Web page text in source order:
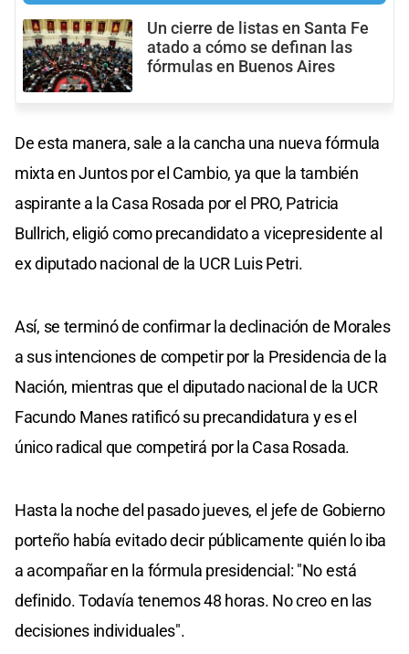
Un cierre de listas en Santa Fe
atado a cómo se definan las
fórmulas en Buenos Aires
De esta manera, sale a la cancha una nueva fórmula
mixta en Juntos por el Cambio, ya que la también
aspirante a la Casa Rosada por el PRO, Patricia
Bullrich, eligió como precandidato a vicepresidente al
ex diputado nacional de la UCR Luis Petri.
Así, se terminó de confirmar la declinación de Morales
a sus intenciones de competir por la Presidencia de la
Nación, mientras que el diputado nacional de la UCR
Facundo Manes ratificó su precandidatura y es el
único radical que competirá por la Casa Rosada.
Hasta la noche del pasado jueves, el jefe de Gobierno
porteño había evitado decir públicamente quién lo iba
a acompañar en la fórmula presidencial: "No está
definido. Todavía tenemos 48 horas. No creo en las
decisiones individuales".